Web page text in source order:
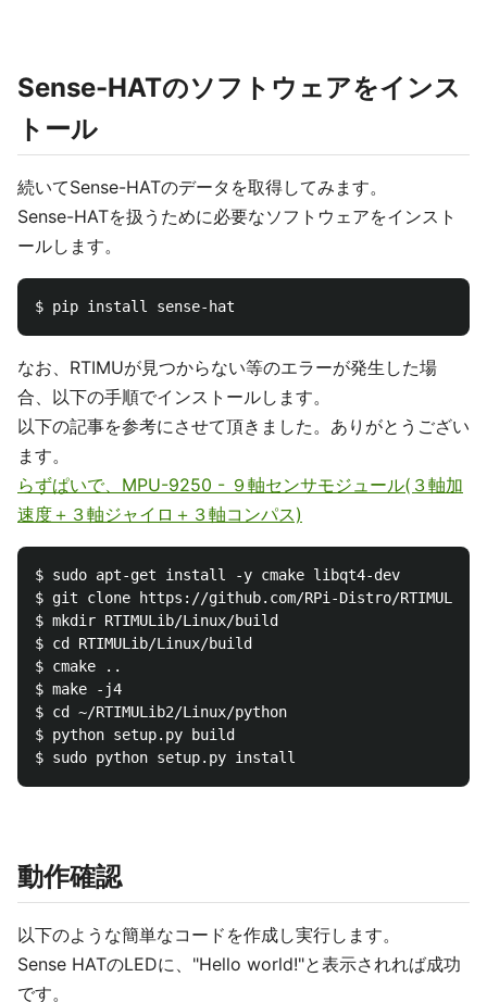
Sense-HATのソフトウェアをインス
トール
続いてSense-HATのデータを取得してみます。
Sense-HATを扱うために必要なソフトウェアをインスト
ールします。
なお、RTIMUが見つからない等のエラーが発生した場
合、以下の手順でインストールします。
以下の記事を参考にさせて頂きました。ありがとうござい
ます。
らずぱいで、MPU-9250 - ９軸センサモジュール(３軸加
速度＋３軸ジャイロ＋３軸コンパス)
$ sudo apt-get install -y cmake libqt4-dev
$ git clone https://github.com/RPi-Distro/
$ mkdir RTIMULib/Linux/build
$ cd RTIMULib/Linux/build
$ cmake ..
$ make -j4
$ cd ~/RTIMULib2/Linux/python
$ python setup.py build
動作確認
以下のような簡単なコードを作成し実行します。
Sense HATのLEDに、"Hello world!"と表示されれば成功
です。